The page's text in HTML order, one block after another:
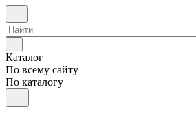
Каталог
По всему сайту
По каталогу